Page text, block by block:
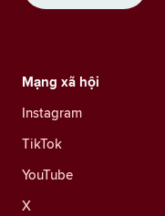
Mạng xã hội
Instagram
TikTok
YouTube
X